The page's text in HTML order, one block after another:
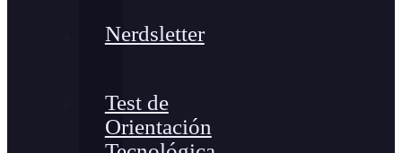
Nerdsletter
Test de
Orientación